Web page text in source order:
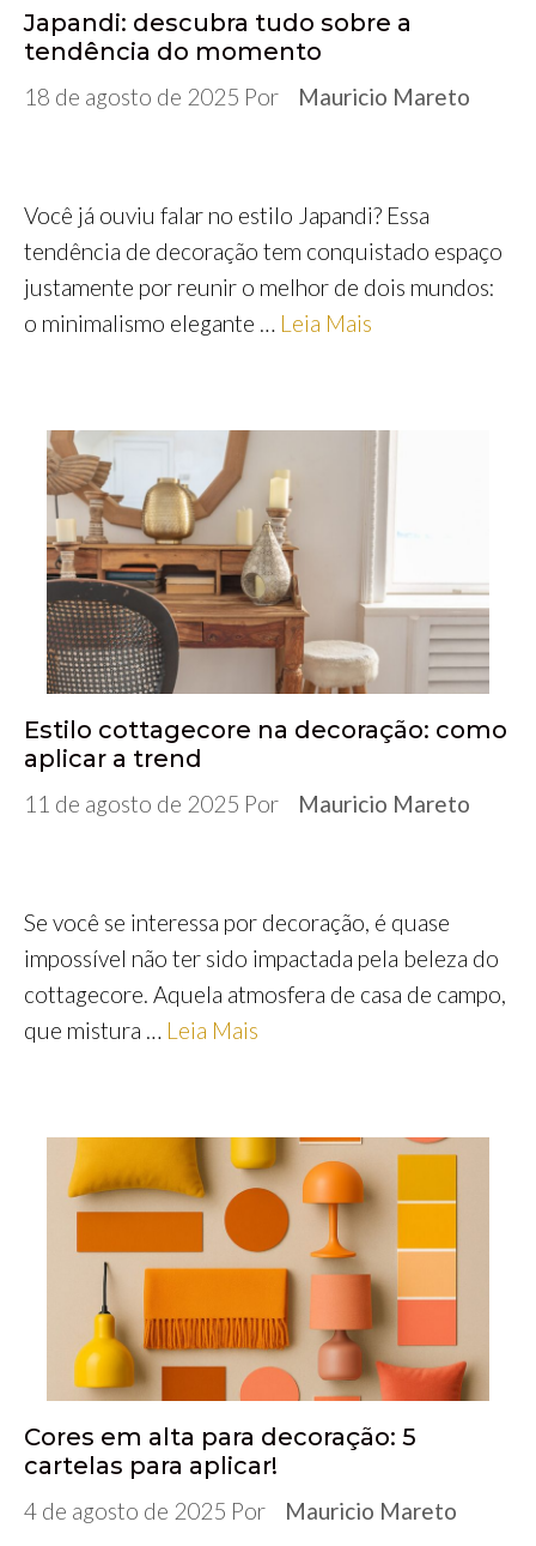
Japandi: descubra tudo sobre a
tendência do momento
18 de agosto de 2025 Por Mauricio Mareto
Você já ouviu falar no estilo Japandi? Essa
tendência de decoração tem conquistado espaço
justamente por reunir o melhor de dois mundos:
o minimalismo elegante … Leia Mais
Estilo cottagecore na decoração: como
aplicar a trend
11 de agosto de 2025 Por Mauricio Mareto
Se você se interessa por decoração, é quase
impossível não ter sido impactada pela beleza do
cottagecore. Aquela atmosfera de casa de campo,
que mistura … Leia Mais
Cores em alta para decoração: 5
cartelas para aplicar!
4 de agosto de 2025 Por Mauricio Mareto